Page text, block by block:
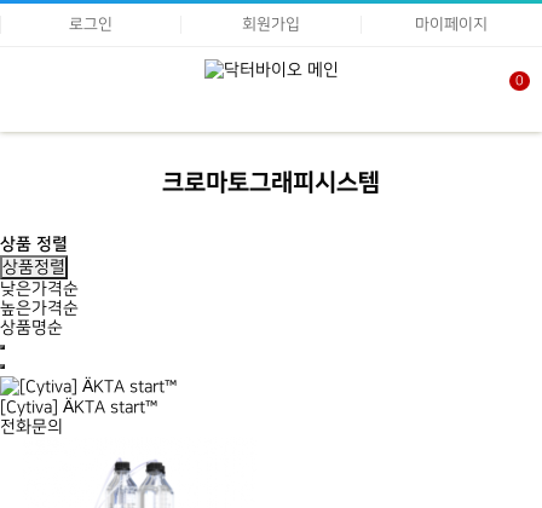
로그인 회원가입 마이페이지
0
크로마토그래피시스템
상품 정렬
상품정렬
낮은가격순
높은가격순
상품명순
[Cytiva] ÄKTA start™
전화문의